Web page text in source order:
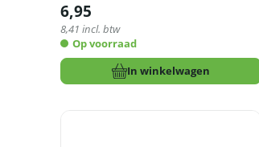
6,95
8,41 incl. btw
Op voorraad
In winkelwagen